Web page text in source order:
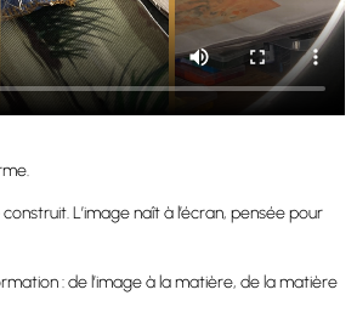
L’image naît à l’écran, pensée pour
: de l’image à la matière, de la matière